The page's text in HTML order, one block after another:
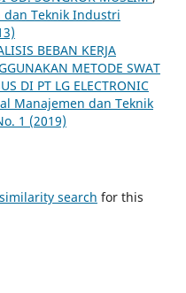
dan Teknik Industri
BEBAN KERJA
METODE SWAT
DI PT LG ELECTRONIC
Manajemen dan Teknik
1 (2019)
search for this